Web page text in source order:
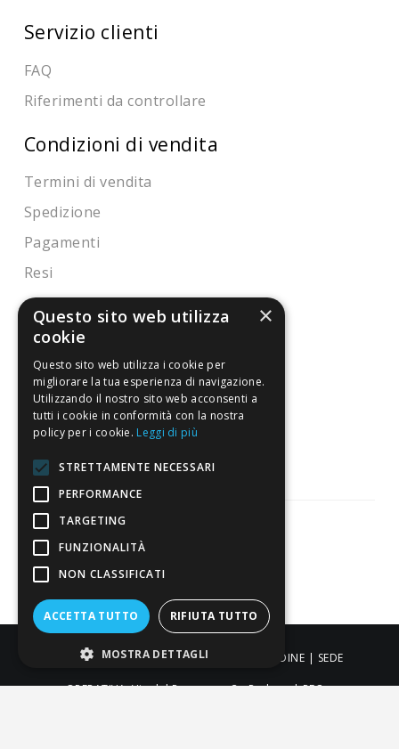
Servizio clienti
FAQ
Riferimenti da controllare
Condizioni di vendita
Termini di vendita
Spedizione
Pagamenti
Resi
4,7/5
3.818
Recensioni
Pagamenti sicuri
ALDIGIÙ S.R.L. | Via Cortazzis 15 33100 - UDINE | SEDE
OPERATIVA: Via del Progresso 3 - Padova | PEC:
×
Questo sito web utilizza
cookie
Questo sito web utilizza i cookie per
migliorare la tua esperienza di navigazione.
Utilizzando il nostro sito web acconsenti a
tutti i cookie in conformità con la nostra
policy per i cookie. Leggi di più
STRETTAMENTE NECESSARI
PERFORMANCE
TARGETING
FUNZIONALITÀ
NON CLASSIFICATI
ACCETTA TUTTO RIFIUTA TUTTO
MOSTRA DETTAGLI